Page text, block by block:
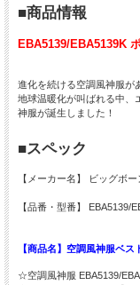
■商品情報
EBA5139/EBA5139K
進化を続ける空調風神服が
地球温暖化が叫ばれる中、
神服が誕生しました！
■スペック
【メーカー名】 ビッグボ
【品番・型番】 EBA5139/
【商品名】空調風神服ベ
☆空調風神服 EBA5139/